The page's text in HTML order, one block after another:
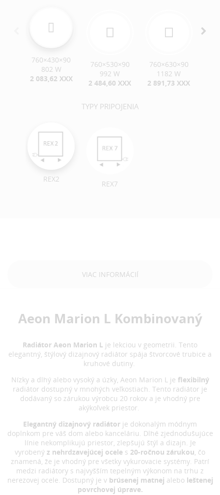
760×430×90
802 W
2 083,62 XXX
760×530×90
992 W
2 484,60 XXX
760×630×90
1182 W
2 891,73 XXX
TYPY PRIPOJENIA
REX2 REX7
VIAC INFORMÁCIÍ
Aeon Marion L Kombinovaný
Radiátor Aeon Marion L je lekciou v geometrii. Tento
elegantný, štýlový dizajnový radiátor spája štvorcové trubice a
kruhové dutiny.
Nízky a dlhý alebo vysoký a úzky, Aeon Marion L je flexibilný
radiátor dostupný v mnohých veľkostiach. Tento radiátor je
dodávaný so zárukou výrobcu 20 rokov a je vhodný pre
akýkoľvek priestor.
Elegantný dizajnový radiátor je dokonalým módnym
doplnkom pre váš dom alebo kanceláriu. Dlhé zjednodušujúce
línie nekomplikujú priestor, zlepšujú štýl a dizajn. Je
vyrobený z nehrdzavejúcej ocele s 20-ročnou zárukou, čo
znamená, že je vhodný pre všetky vykurovacie systémy. Patrí
medzi radiátory s najvyšším tepelným výkonom na trhu z
nerezovej ocele. Dostupný je v brúsenej matnej alebo leštenej
povrchovej úprave.